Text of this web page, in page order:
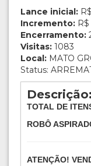
Lance inicial:
Incremento:
Encerramento:
Visitas: 1083
Local: MATO
Status:
Descrição:
TOTAL DE
ROBÔ
ATENÇÃO!